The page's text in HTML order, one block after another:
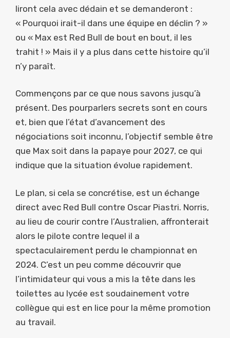
liront cela avec dédain et se demanderont :
« Pourquoi irait-il dans une équipe en déclin ? »
ou « Max est Red Bull de bout en bout, il les
trahit ! » Mais il y a plus dans cette histoire qu’il
n’y paraît.
Commençons par ce que nous savons jusqu’à
présent. Des pourparlers secrets sont en cours
et, bien que l’état d’avancement des
négociations soit inconnu, l’objectif semble être
que Max soit dans la papaye pour 2027, ce qui
indique que la situation évolue rapidement.
Le plan, si cela se concrétise, est un échange
direct avec Red Bull contre Oscar Piastri. Norris,
au lieu de courir contre l’Australien, affronterait
alors le pilote contre lequel il a
spectaculairement perdu le championnat en
2024. C’est un peu comme découvrir que
l’intimidateur qui vous a mis la tête dans les
toilettes au lycée est soudainement votre
collègue qui est en lice pour la même promotion
au travail.